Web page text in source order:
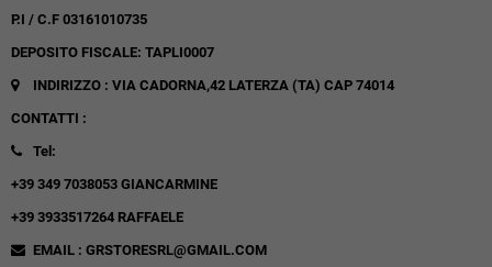
P.I / C.F 03161010735
DEPOSITO FISCALE: TAPLI0007
INDIRIZZO : VIA CADORNA,42 LATERZA (TA) CAP 74014
CONTATTI :
Tel:
+39 349 7038053 GIANCARMINE
+39 3933517264 RAFFAELE
EMAIL : GRSTORESRL@GMAIL.COM